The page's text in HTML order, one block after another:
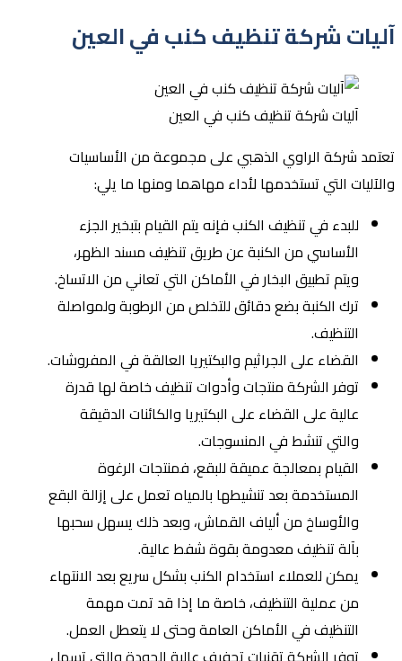
آليات شركة تنظيف كنب في العين
آليات شركة تنظيف كنب في العين
تعتمد شركة الراوي الذهبي على مجموعة من الأساسيات
والآليات التي تستخدمها لأداء مهاهما ومنها ما يلي:
للبدء في تنظيف الكنب فإنه يتم القيام بتبخير الجزء
الأساسي من الكنبة عن طريق تنظيف مسند الظهر،
ويتم تطبيق البخار في الأماكن التي تعاني من الاتساخ.
ترك الكنبة بضع دقائق للتخلص من الرطوبة ولمواصلة
التنظيف.
القضاء على الجراثيم والبكتيريا العالقة في المفروشات.
توفر الشركة منتجات وأدوات تنظيف خاصة لها قدرة
عالية على القضاء على البكتيريا والكائنات الدقيقة
والتي تنشط في المنسوجات.
القيام بمعالجة عميقة للبقع، فمنتجات الرغوة
المستخدمة بعد تنشيطها بالمياه تعمل على إزالة البقع
والأوساخ من ألياف القماش، وبعد ذلك يسهل سحبها
بآلة تنظيف معدومة بقوة شفط عالية.
يمكن للعملاء استخدام الكنب بشكل سريع بعد الانتهاء
من عملية التنظيف، خاصة ما إذا قد تمت مهمة
التنظيف في الأماكن العامة وحتى لا يتعطل العمل.